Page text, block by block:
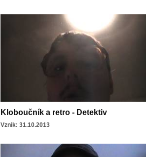
Kloboučník a retro - Detektiv
Vznik: 31.10.2013